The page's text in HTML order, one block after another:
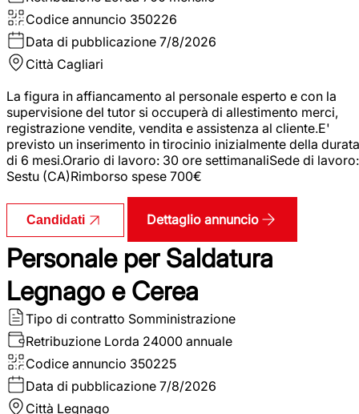
Codice annuncio 350226
Data di pubblicazione 7/8/2026
Città Cagliari
La figura in affiancamento al personale esperto e con la
supervisione del tutor si occuperà di allestimento merci,
registrazione vendite, vendita e assistenza al cliente.E'
previsto un inserimento in tirocinio inizialmente della durata
di 6 mesi.Orario di lavoro: 30 ore settimanaliSede di lavoro:
Sestu (CA)Rimborso spese 700€
Candidati Dettaglio annuncio
Personale per Saldatura
Legnago e Cerea
Tipo di contratto Somministrazione
Retribuzione Lorda 24000 annuale
Codice annuncio 350225
Data di pubblicazione 7/8/2026
Città Legnago